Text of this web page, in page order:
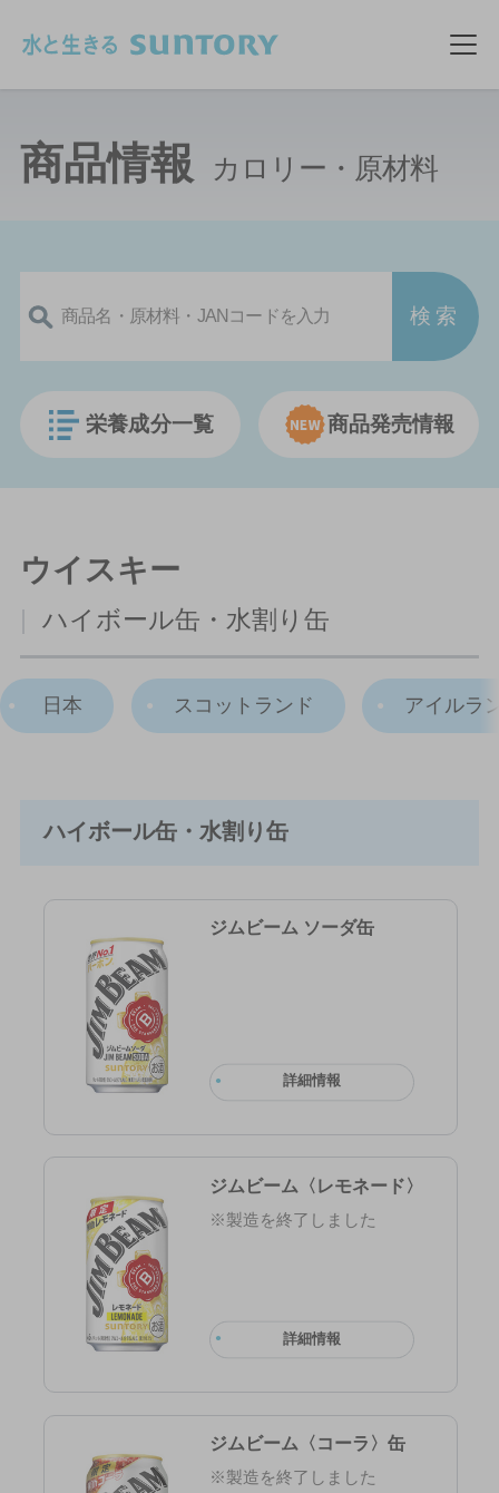
メ
商品情報 カロリー・原材料
栄養成分一覧 商品発売情報
ウイスキー
ハイボール缶・水割り缶
日本 スコットランド アイルラ
ハイボール缶・水割り缶
ジムビーム ソーダ缶
詳細情報
ジムビーム〈レモネード〉
※製造を終了しました
詳細情報
ジムビーム〈コーラ〉缶
※製造を終了しました